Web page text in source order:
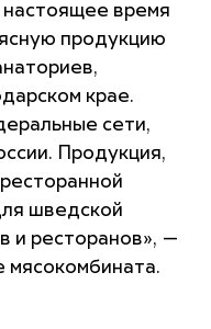
время
продукцию
крае.
сети,
Продукция,
шведской
и ресторанов», —
мясокомбината.